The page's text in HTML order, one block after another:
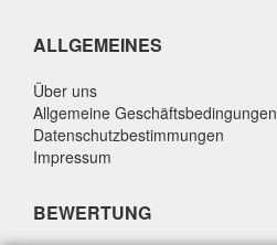
ALLGEMEINES
Über uns
Allgemeine Geschäftsbedingungen
Datenschutzbestimmungen
Impressum
BEWERTUNG